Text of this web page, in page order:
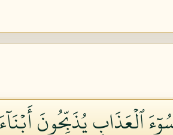
ٱلۡعَذَابِ يُذَبِّحُونَ